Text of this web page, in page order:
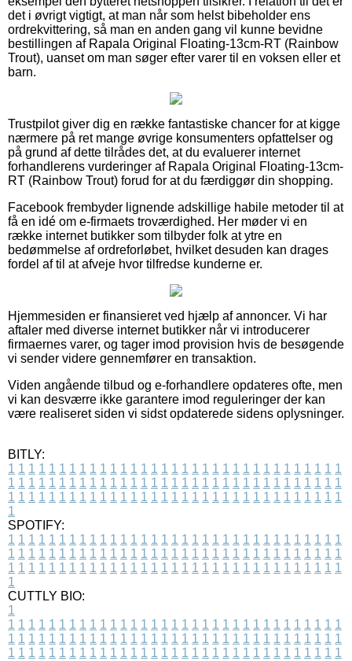
det i øvrigt vigtigt, at man når som helst bibeholder ens
ordrekvittering, så man en anden gang vil kunne bevidne
bestillingen af Rapala Original Floating-13cm-RT (Rainbow
Trout), uanset om man søger efter varer til en voksen eller et
barn.
Trustpilot giver dig en række fantastiske chancer for at kigge
nærmere på ret mange øvrige konsumenters opfattelser og
på grund af dette tilrådes det, at du evaluerer internet
forhandlerens vurderinger af Rapala Original Floating-13cm-
RT (Rainbow Trout) forud for at du færdiggør din shopping.
Facebook frembyder lignende adskillige habile metoder til at
få en idé om e-firmaets troværdighed. Her møder vi en
række internet butikker som tilbyder folk at ytre en
bedømmelse af ordreforløbet, hvilket desuden kan drages
fordel af til at afveje hvor tilfredse kunderne er.
Hjemmesiden er finansieret ved hjælp af annoncer. Vi har
aftaler med diverse internet butikker når vi introducerer
firmaernes varer, og tager imod provision hvis de besøgende
vi sender videre gennemfører en transaktion.
Viden angående tilbud og e-forhandlere opdateres ofte, men
vi kan desværre ikke garantere imod reguleringer der kan
være realiseret siden vi sidst opdaterede sidens oplysninger.
BITLY:
1 1 1 1 1 1 1 1 1 1 1 1 1 1 1 1 1 1 1 1 1 1 1 1 1 1 1 1 1 1 1 1 1
1 1 1 1 1 1 1 1 1 1 1 1 1 1 1 1 1 1 1 1 1 1 1 1 1 1 1 1 1 1 1 1 1
1 1 1 1 1 1 1 1 1 1 1 1 1 1 1 1 1 1 1 1 1 1 1 1 1 1 1 1 1 1 1 1 1
1
SPOTIFY:
1 1 1 1 1 1 1 1 1 1 1 1 1 1 1 1 1 1 1 1 1 1 1 1 1 1 1 1 1 1 1 1 1
1 1 1 1 1 1 1 1 1 1 1 1 1 1 1 1 1 1 1 1 1 1 1 1 1 1 1 1 1 1 1 1 1
1 1 1 1 1 1 1 1 1 1 1 1 1 1 1 1 1 1 1 1 1 1 1 1 1 1 1 1 1 1 1 1 1
1
CUTTLY BIO:
1
1 1 1 1 1 1 1 1 1 1 1 1 1 1 1 1 1 1 1 1 1 1 1 1 1 1 1 1 1 1 1 1 1
1 1 1 1 1 1 1 1 1 1 1 1 1 1 1 1 1 1 1 1 1 1 1 1 1 1 1 1 1 1 1 1 1
1 1 1 1 1 1 1 1 1 1 1 1 1 1 1 1 1 1 1 1 1 1 1 1 1 1 1 1 1 1 1 1 1